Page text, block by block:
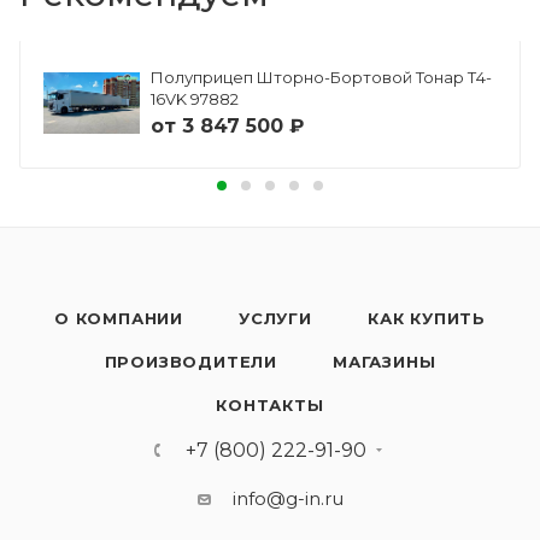
Полуприцеп Шторно-Бортовой Тонар Т4-
16VK 97882
от 3 847 500 ₽
О КОМПАНИИ УСЛУГИ КАК КУПИТЬ
ПРОИЗВОДИТЕЛИ МАГАЗИНЫ
КОНТАКТЫ
+7 (800) 222-91-90
info@g-in.ru